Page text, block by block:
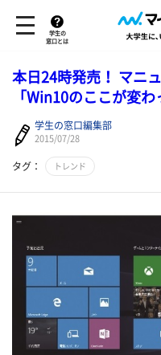
学生の
窓口とは
本日24時発売！ マニ
「Win10のここが変わ
学生の窓口編集部
2015/07/28
タグ： トレンド